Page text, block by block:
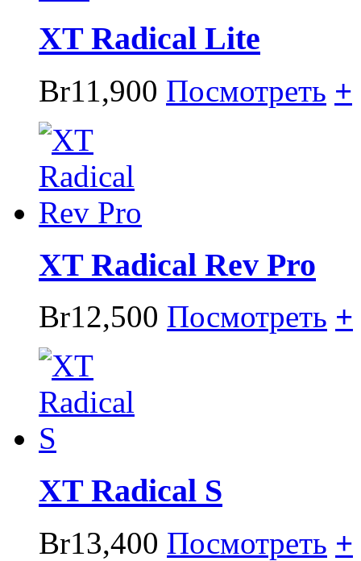
XT Radical Lite
Br11,900 Посмотреть +
XT Radical Rev Pro
Br12,500 Посмотреть +
XT Radical S
Br13,400 Посмотреть +